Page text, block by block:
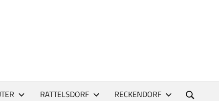
RATTELSDORF RECKENDORF